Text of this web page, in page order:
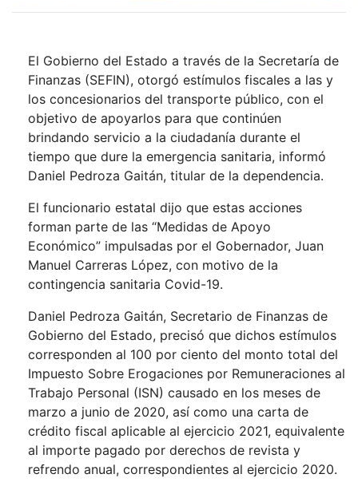
El Gobierno del Estado a través de la Secretaría de
Finanzas (SEFIN), otorgó estímulos fiscales a las y
los concesionarios del transporte público, con el
objetivo de apoyarlos para que continúen
brindando servicio a la ciudadanía durante el
tiempo que dure la emergencia sanitaria, informó
Daniel Pedroza Gaitán, titular de la dependencia.
El funcionario estatal dijo que estas acciones
forman parte de las “Medidas de Apoyo
Económico” impulsadas por el Gobernador, Juan
Manuel Carreras López, con motivo de la
contingencia sanitaria Covid-19.
Daniel Pedroza Gaitán, Secretario de Finanzas de
Gobierno del Estado, precisó que dichos estímulos
corresponden al 100 por ciento del monto total del
Impuesto Sobre Erogaciones por Remuneraciones al
Trabajo Personal (ISN) causado en los meses de
marzo a junio de 2020, así como una carta de
crédito fiscal aplicable al ejercicio 2021, equivalente
al importe pagado por derechos de revista y
refrendo anual, correspondientes al ejercicio 2020.